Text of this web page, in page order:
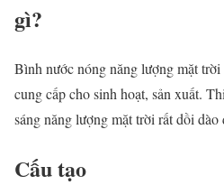
gì?
Bình nước nóng năng lượng mặt
cung cấp cho sinh hoạt, sản xuất.
sáng năng lượng mặt trời rất dồi dào
Cấu tạo